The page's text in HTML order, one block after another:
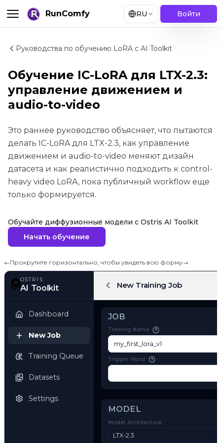
RunComfy RU Войти
Руководства по обучению LoRA с AI Toolkit
Обучение IC-LoRA для LTX-2.3:
управление движением и
audio-to-video
Это раннее руководство объясняет, что пытаются
делать IC-LoRA для LTX-2.3, как управление
движением и audio-to-video меняют дизайн
датасета и как реалистично подходить к control-
heavy video LoRA, пока публичный workflow еще
только формируется.
Обучайте диффузионные модели с Ostris AI Toolkit
Начать обучение
←Прокрутите горизонтально, чтобы увидеть всю форму→
OSTRIS
AI Toolkit
New Job
Training Queue
JOB
Training Name